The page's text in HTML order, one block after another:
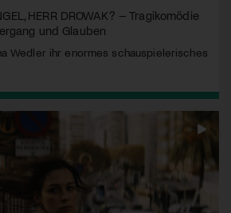
HERR DROWAK? – Tragikomödie
und Glauben
Wedler ihr enormes schauspielerisches